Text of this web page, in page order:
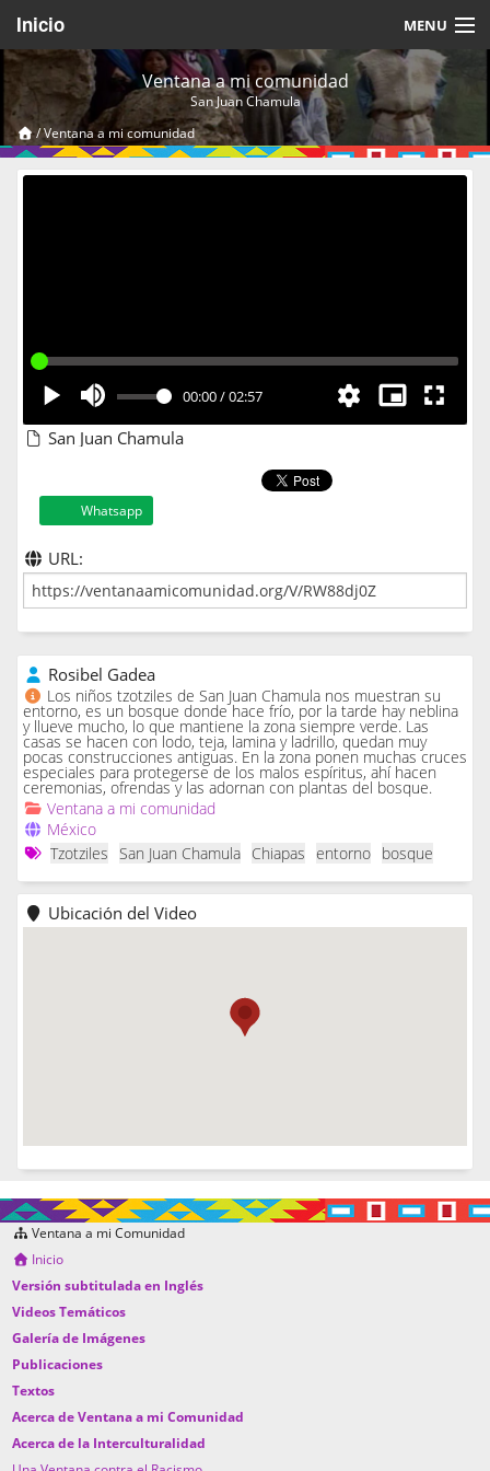
Inicio MENU
Acerca de
Videos Temáticos
Cerrar Sesión
Ventana a mi comunidad
San Juan Chamula
/Ventana a mi comunidad
00:00/02:57
San Juan Chamula
Whatsapp
URL:
Rosibel Gadea
Los niños tzotziles de San Juan Chamula nos muestran su
entorno, es un bosque donde hace frío, por la tarde hay neblina
y llueve mucho, lo que mantiene la zona siempre verde. Las
casas se hacen con lodo, teja, lamina y ladrillo, quedan muy
pocas construcciones antiguas. En la zona ponen muchas cruces
especiales para protegerse de los malos espíritus, ahí hacen
ceremonias, ofrendas y las adornan con plantas del bosque.
Ventana a mi comunidad
México
Tzotziles
San Juan Chamula Chiapas entorno bosque
Ubicación del Video
Ventana a mi Comunidad
Inicio
Versión subtitulada en Inglés
Videos Temáticos
Galería de Imágenes
Publicaciones
Textos
Acerca de Ventana a mi Comunidad
Acerca de la Interculturalidad